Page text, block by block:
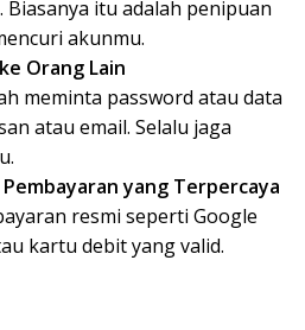
itu adalah penipuan
akunmu.
Orang Lain
meminta password atau data
atau email. Selalu jaga
yang Terpercaya
resmi seperti Google
kartu debit yang valid.